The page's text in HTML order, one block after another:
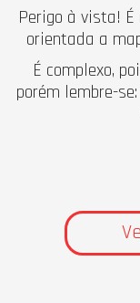
Perigo à vista!
orientada a
É complexo,
porém lembre-